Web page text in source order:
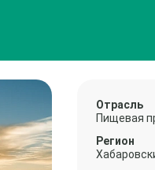
Отрасль
Пищевая
Регион